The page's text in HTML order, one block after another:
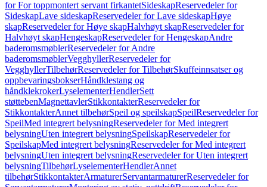
for For toppmontert servant firkantetSideskapReservedeler for
SideskapLave sideskapReservedeler for Lave sideskapHøye
skapReservedeler for Høye skapHalvhøyt skapReservedeler for
Halvhøyt skapHengeskapReservedeler for HengeskapAndre
baderomsmøblerReservedeler for Andre
baderomsmøblerVegghyllerReservedeler for
VegghyllerTilbehørReservedeler for TilbehørSkuffeinnsatser og
oppbevaringsbokserHåndklestang og
håndklekrokerLyselementerHendlerSett
støttebenMagnettavlerStikkontakterReservedeler for
StikkontakterAnnet tilbehørSpeil og speilskapSpeilReservedeler for
SpeilMed integrert belysningReservedeler for Med integrert
belysningUten integrert belysningSpeilskapReservedeler for
SpeilskapMed integrert belysningReservedeler for Med integrert
belysningUten integrert belysningReservedeler for Uten integrert
belysningTilbehørLyselementerHendlerAnnet
tilbehørStikkontakterArmaturerServantarmaturerReservedeler for